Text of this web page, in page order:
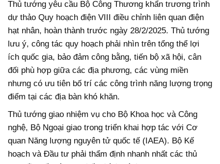
Thủ tướng yêu cầu Bộ Công Thương khẩn trương trình
dự thảo Quy hoạch điện VIII điều chỉnh liên quan điện
hạt nhân, hoàn thành trước ngày 28/2/2025. Thủ tướng
lưu ý, công tác quy hoạch phải nhìn trên tổng thể lợi
ích quốc gia, bảo đảm công bằng, tiến bộ xã hội, cân
đối phù hợp giữa các địa phương, các vùng miền
nhưng có ưu tiên bố trí các công trình năng lượng trọng
điểm tại các địa bàn khó khăn.
Thủ tướng giao nhiệm vụ cho Bộ Khoa học và Công
nghệ, Bộ Ngoại giao trong triển khai hợp tác với Cơ
quan Năng lượng nguyên tử quốc tế (IAEA). Bộ Kế
hoạch và Đầu tư phải thẩm định nhanh nhất các thủ